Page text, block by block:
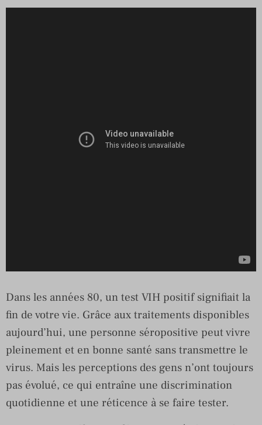
Dans les années 80, un test VIH positif signifiait la
fin de votre vie. Grâce aux traitements disponibles
aujourd’hui, une personne séropositive peut vivre
pleinement et en bonne santé sans transmettre le
virus. Mais les perceptions des gens n’ont toujours
pas évolué, ce qui entraîne une discrimination
quotidienne et une réticence à se faire tester.